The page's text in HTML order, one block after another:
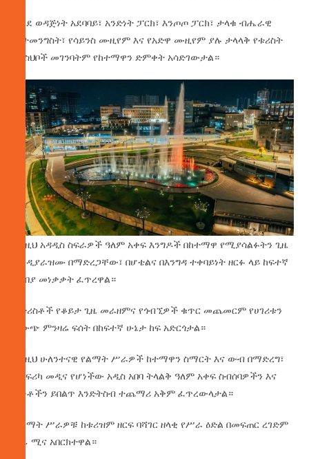
እንደ ወዳጅነት አደባባይ፣ አንድነት ፓርክ፣ እንጦጦ ፓርክ፣ ታላቁ ብሔራዊ
ቤተመንግስት፣ የሳይንስ ሙዚየም እና የአድዋ ሙዚየም ያሉ ታላላቅ የቱሪስት
መስህቦች መገንባትም የከተማዋን ድምቀት አሳድገውታል።
እነዚህ አዳዲስ ስፍራዎች ዓለም አቀፍ እንግዶች በከተማዋ የሚያሳልፉትን ጊዜ
እንዲያራዝሙ በማድረጋቸው፣ በሆቴልና በእንግዳ ተቀባይነት ዘርፉ ላይ ከፍተኛ
የገበያ መነቃቃት ፈጥረዋል።
የቱሪስቶች የቆይታ ጊዜ መራዘምና የጎብኚዎች ቁጥር መጨመርም የሀገሪቱን
የውጭ ምንዛሬ ፍሰት በከፍተኛ ሁኔታ ከፍ አድርጎታል።
እነዚህ ሁለንተናዊ የልማት ሥራዎች ከተማዋን ስማርት እና ውብ በማድረግ፣
የአፍሪካ መዲና የሆነችው አዲስ አበባ ትላልቅ ዓለም አቀፍ ስብሰባዎችን እና
ሁነቶችን ይበልጥ እንድትስብ ተጨማሪ አቅም ፈጥረውላታል።
የልማት ሥራዎቹ ከቱሪዝም ዘርፍ ባሻገር ዘላቂ የሥራ ዕድል በመፍጠር ረገድም
ሰፊ ሚና አበርክተዋል።